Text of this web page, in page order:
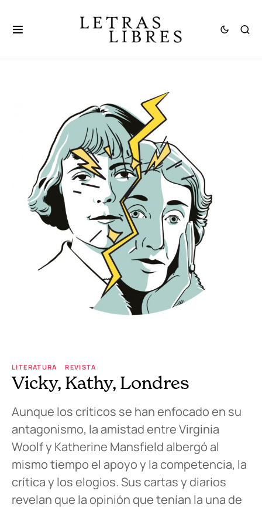
LITERATURA REVISTA
Vicky, Kathy, Londres
Aunque los críticos se han enfocado en su
antagonismo, la amistad entre Virginia
Woolf y Katherine Mansfield albergó al
mismo tiempo el apoyo y la competencia, la
crítica y los elogios. Sus cartas y diarios
revelan que la opinión que tenían la una de